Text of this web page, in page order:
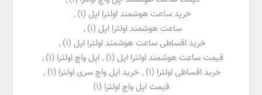
خرید ساعت هوشمند اولترا اپل (1)
,
ساعت هوشمند اولترا اپل (1)
,
خرید اقساطی ساعت هوشمند اولترا اپل (1)
,
قیمت ساعت هوشمند اولترا اپل (1)
, اپل واچ اولترا (1)
,
خرید اقساطی اولترا (1)
, خرید اپل واچ سری اولترا (1)
,
قیمت اپل واچ اولترا (1)